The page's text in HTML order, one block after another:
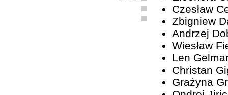
Czesław
Zbigniew
Andrzej
Wiesław
Len
Christan
Grażyna